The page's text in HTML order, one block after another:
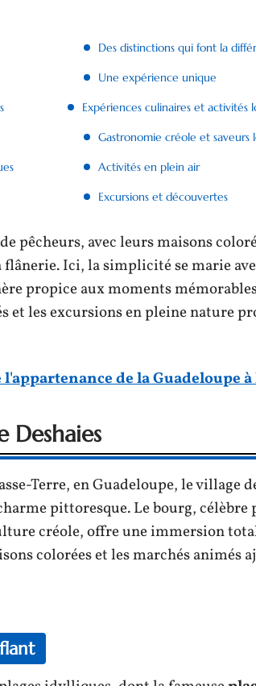
Des distinctions qui font la
Une expérience unique
Expériences culinaires et activités
Gastronomie créole et saveurs
Activités en plein air
Excursions et découvertes
pêcheurs, avec leurs maisons
Ici, la simplicité se marie
propice aux moments
et les excursions en pleine nature
de la Guadeloupe à
Deshaies
Terre, en Guadeloupe, le village
pittoresque. Le bourg, célèbre
créole, offre une immersion
colorées et les marchés animés